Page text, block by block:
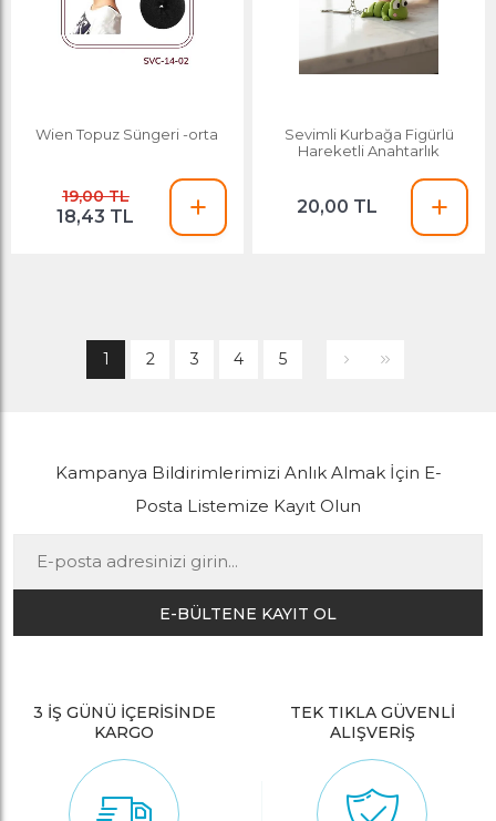
Wien Topuz Süngeri -orta
19,00 TL
18,43 TL
Sevimli Kurbağa Figürlü
Hareketli Anahtarlık
20,00 TL
1 2 3 4 5
Kampanya Bildirimlerimizi Anlık Almak İçin E-
Posta Listemize Kayıt Olun
E-BÜLTENE KAYIT OL
3 İŞ GÜNÜ İÇERİSİNDE
KARGO
TEK TIKLA GÜVENLİ
ALIŞVERİŞ